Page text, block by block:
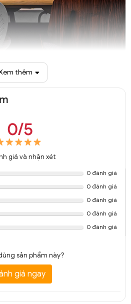
trang trí DTT 4447A
thêm
0/5
giá và nhận xét
0 đánh giá
0 đánh giá
0 đánh giá
0 đánh giá
0 đánh giá
sản phẩm này?
giá ngay